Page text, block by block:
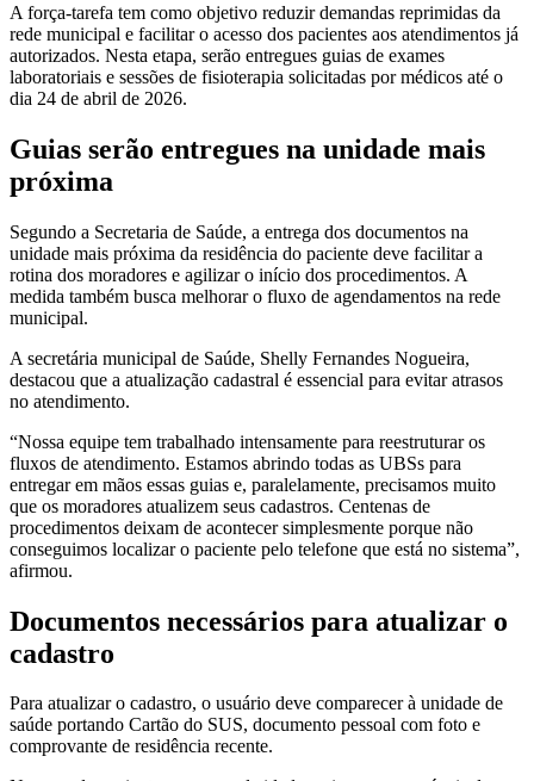
A força-tarefa tem como objetivo reduzir demandas reprimidas da
rede municipal e facilitar o acesso dos pacientes aos atendimentos já
autorizados. Nesta etapa, serão entregues guias de exames
laboratoriais e sessões de fisioterapia solicitadas por médicos até o
dia 24 de abril de 2026.
Guias serão entregues na unidade mais
próxima
Segundo a Secretaria de Saúde, a entrega dos documentos na
unidade mais próxima da residência do paciente deve facilitar a
rotina dos moradores e agilizar o início dos procedimentos. A
medida também busca melhorar o fluxo de agendamentos na rede
municipal.
A secretária municipal de Saúde, Shelly Fernandes Nogueira,
destacou que a atualização cadastral é essencial para evitar atrasos
no atendimento.
“Nossa equipe tem trabalhado intensamente para reestruturar os
fluxos de atendimento. Estamos abrindo todas as UBSs para
entregar em mãos essas guias e, paralelamente, precisamos muito
que os moradores atualizem seus cadastros. Centenas de
procedimentos deixam de acontecer simplesmente porque não
conseguimos localizar o paciente pelo telefone que está no sistema”,
afirmou.
Documentos necessários para atualizar o
cadastro
Para atualizar o cadastro, o usuário deve comparecer à unidade de
saúde portando Cartão do SUS, documento pessoal com foto e
comprovante de residência recente.